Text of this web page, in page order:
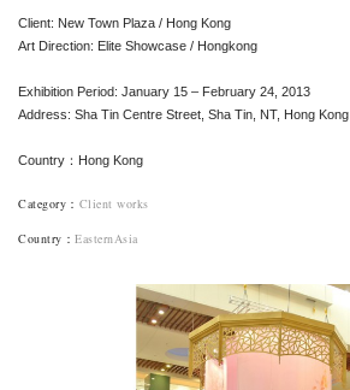
Client: New Town Plaza / Hong Kong
Art Direction: Elite Showcase / Hongkong
Exhibition Period: January 15 – February 24, 2013
Address: Sha Tin Centre Street, Sha Tin, NT, Hong Kong
Country：Hong Kong
Category ： Client works
Country ： EasternAsia